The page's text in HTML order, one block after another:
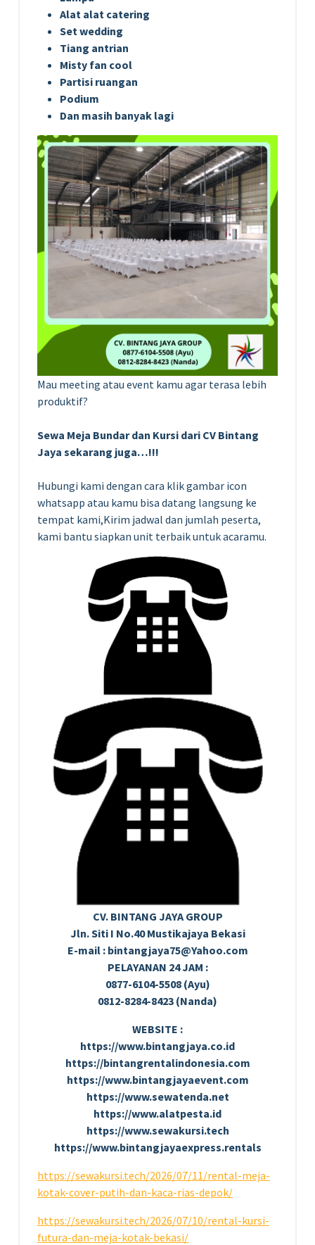
Alat alat catering
Set wedding
Tiang antrian
Misty fan cool
Partisi ruangan
Podium
Dan masih banyak lagi
Mau meeting atau event kamu agar terasa lebih
produktif?
Sewa Meja Bundar dan Kursi dari CV Bintang
Jaya sekarang juga…!!!
Hubungi kami dengan cara klik gambar icon
whatsapp atau kamu bisa datang langsung ke
tempat kami,Kirim jadwal dan jumlah peserta,
kami bantu siapkan unit terbaik untuk acaramu.
CV. BINTANG JAYA GROUP
Jln. Siti I No.40 Mustikajaya Bekasi
E-mail : bintangjaya75@Yahoo.com
PELAYANAN 24 JAM :
0877-6104-5508 (Ayu)
0812-8284-8423 (Nanda)
WEBSITE :
https://www.bintangjaya.co.id
https://bintangrentalindonesia.com
https://www.bintangjayaevent.com
https://www.sewatenda.net
https://www.alatpesta.id
https://www.sewakursi.tech
https://www.bintangjayaexpress.rentals
https://sewakursi.tech/2026/07/11/rental-meja-
kotak-cover-putih-dan-kaca-rias-depok/
https://sewakursi.tech/2026/07/10/rental-kursi-
futura-dan-meja-kotak-bekasi/